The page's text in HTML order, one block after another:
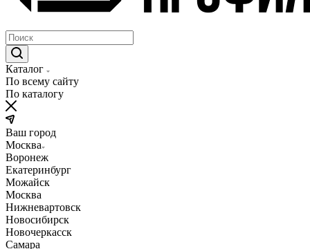
Каталог
По всему сайту
По каталогу
Ваш город
Москва
Воронеж
Екатеринбург
Можайск
Москва
Нижневартовск
Новосибирск
Новочеркасск
Самара